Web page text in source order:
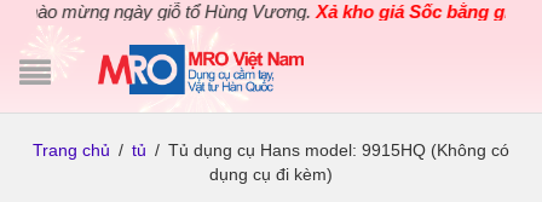
mừng ngày giỗ tổ Hùng Vương.Xả kho giá Sốc bằng giá Gốc
Trang chủ / tủ / Tủ dụng cụ Hans model: 9915HQ (Không có
dụng cụ đi kèm)